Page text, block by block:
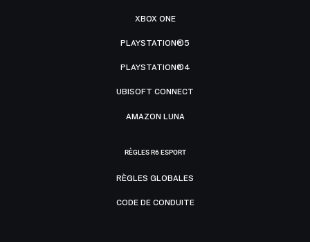
XBOX ONE
PLAYSTATION®5
PLAYSTATION®4
UBISOFT CONNECT
AMAZON LUNA
RÈGLES R6 ESPORT
RÈGLES GLOBALES
CODE DE CONDUITE